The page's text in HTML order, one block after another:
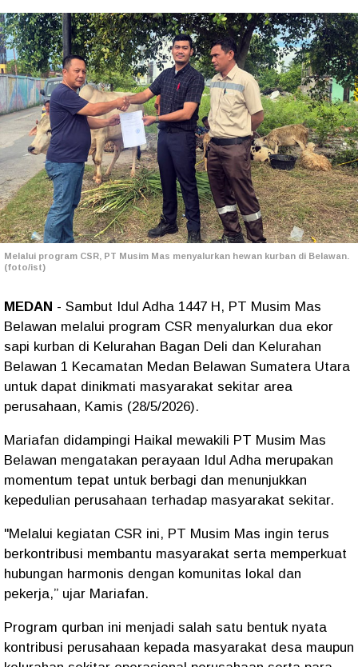
Melalui program CSR, PT Musim Mas menyalurkan hewan kurban di Belawan.
(foto/ist)
MEDAN - Sambut Idul Adha 1447 H, PT Musim Mas
Belawan melalui program CSR menyalurkan dua ekor
sapi kurban di Kelurahan Bagan Deli dan Kelurahan
Belawan 1 Kecamatan Medan Belawan Sumatera Utara
untuk dapat dinikmati masyarakat sekitar area
perusahaan, Kamis (28/5/2026).
Mariafan didampingi Haikal mewakili PT Musim Mas
Belawan mengatakan perayaan Idul Adha merupakan
momentum tepat untuk berbagi dan menunjukkan
kepedulian perusahaan terhadap masyarakat sekitar.
"Melalui kegiatan CSR ini, PT Musim Mas ingin terus
berkontribusi membantu masyarakat serta memperkuat
hubungan harmonis dengan komunitas lokal dan
pekerja,” ujar Mariafan.
‎Program qurban ini menjadi salah satu bentuk nyata
kontribusi perusahaan kepada masyarakat desa maupun